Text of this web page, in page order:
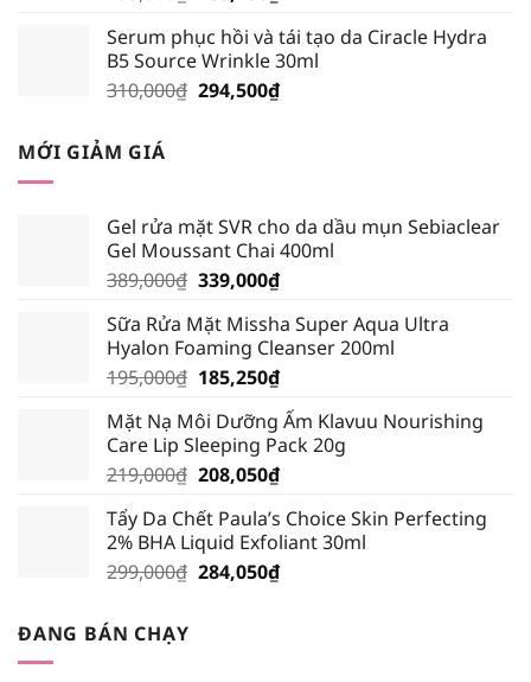
là:
195,000₫.
tại
là:
185,250₫.
Serum phục hồi và tái tạo da Ciracle Hydra
B5 Source Wrinkle 30ml
310,000₫ Giá
294,500₫Giá
MỚI GIẢM GIÁ
Gel rửa mặt SVR cho da dầu mụn Sebiaclear
Gel Moussant Chai 400ml
389,000₫ Giá
là:
389,000₫.
339,000₫Giá
tại
là:
339,000₫.
Sữa Rửa Mặt Missha Super Aqua Ultra
Hyalon Foaming Cleanser 200ml
195,000₫ Giá
là:
195,000₫.
185,250₫Giá
tại
là:
185,250₫.
Mặt Nạ Môi Dưỡng Ẩm Klavuu Nourishing
Care Lip Sleeping Pack 20g
219,000₫ Giá
là:
219,000₫.
208,050₫Giá
tại
là:
208,050₫.
Tẩy Da Chết Paula’s Choice Skin Perfecting
2% BHA Liquid Exfoliant 30ml
299,000₫ Giá
284,050₫Giá
ĐANG BÁN CHẠY